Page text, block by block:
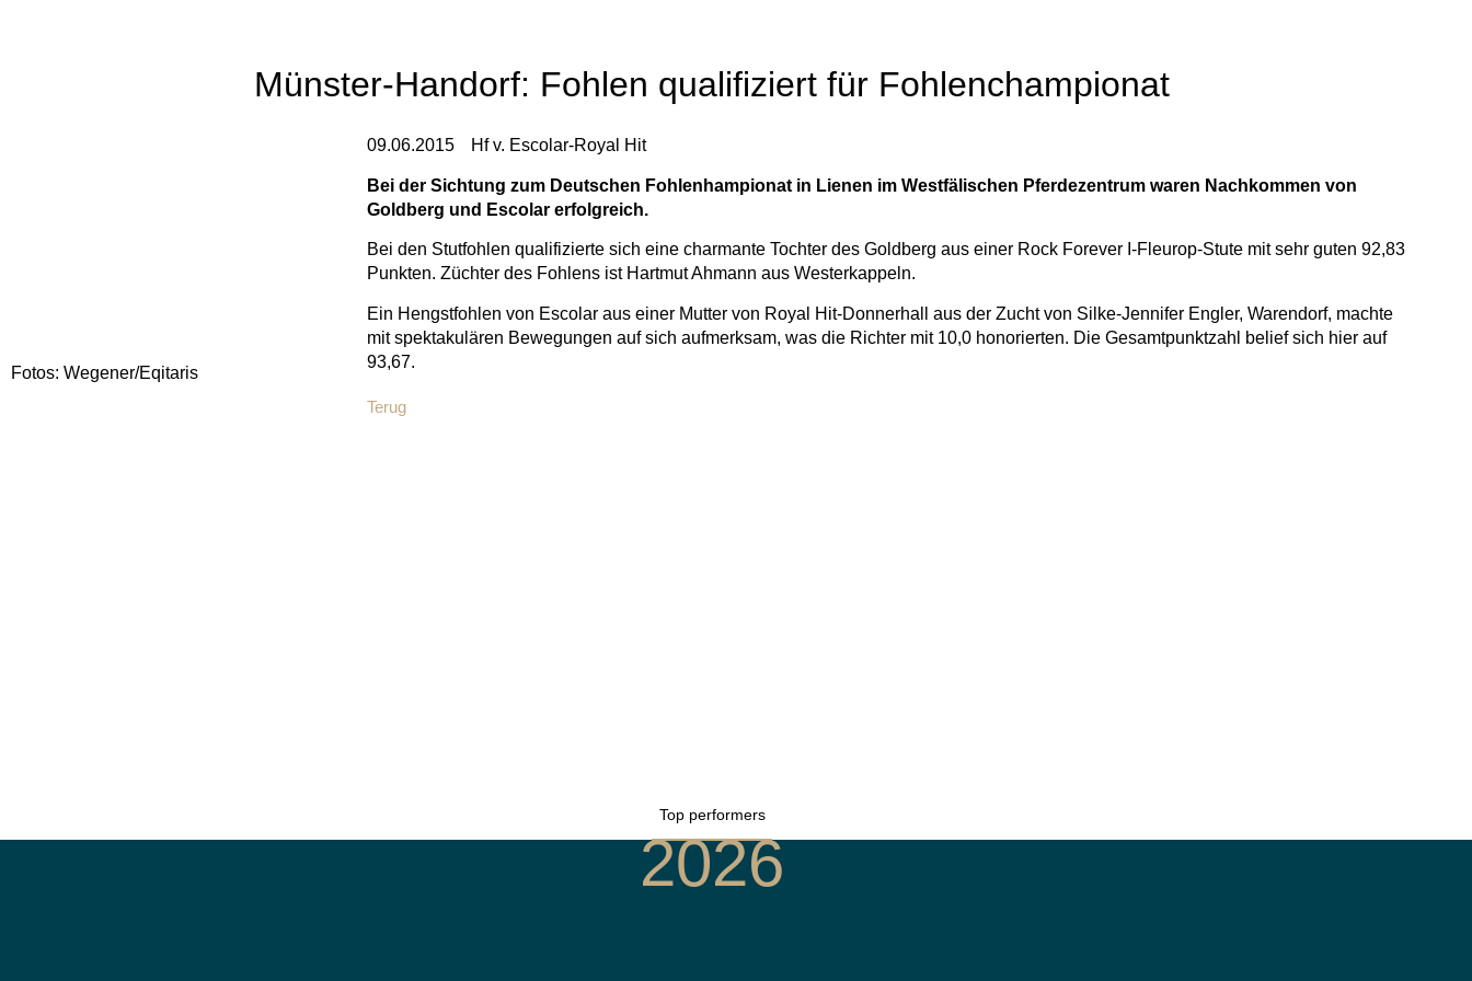
Münster-Handorf: Fohlen qualifiziert für Fohlenchampionat
Fotos: Wegener/Eqitaris
09.06.2015 Hf v. Escolar-Royal Hit
Bei der Sichtung zum Deutschen Fohlenhampionat in Lienen im Westfälischen Pferdezentrum waren Nachkommen von
Goldberg und Escolar erfolgreich.
Bei den Stutfohlen qualifizierte sich eine charmante Tochter des Goldberg aus einer Rock Forever I-Fleurop-Stute mit sehr guten 92,83
Punkten. Züchter des Fohlens ist Hartmut Ahmann aus Westerkappeln.
Ein Hengstfohlen von Escolar aus einer Mutter von Royal Hit-Donnerhall aus der Zucht von Silke-Jennifer Engler, Warendorf, machte
mit spektakulären Bewegungen auf sich aufmerksam, was die Richter mit 10,0 honorierten. Die Gesamtpunktzahl belief sich hier auf
93,67.
Terug
Top performers
2026